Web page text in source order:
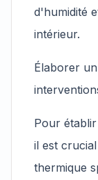
d'humidité
intérieur.
Élaborer
Pour
il est
thermique